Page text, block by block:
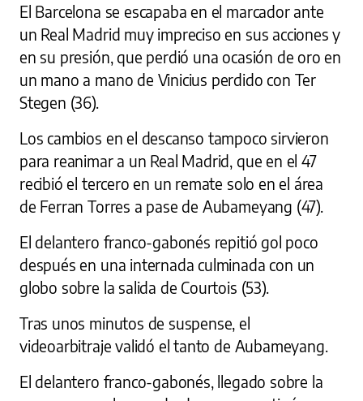
El Barcelona se escapaba en el marcador ante
un Real Madrid muy impreciso en sus acciones y
en su presión, que perdió una ocasión de oro en
un mano a mano de Vinicius perdido con Ter
Stegen (36).
Los cambios en el descanso tampoco sirvieron
para reanimar a un Real Madrid, que en el 47
recibió el tercero en un remate solo en el área
de Ferran Torres a pase de Aubameyang (47).
El delantero franco-gabonés repitió gol poco
después en una internada culminada con un
globo sobre la salida de Courtois (53).
Tras unos minutos de suspense, el
videoarbitraje validó el tanto de Aubameyang.
El delantero franco-gabonés, llegado sobre la